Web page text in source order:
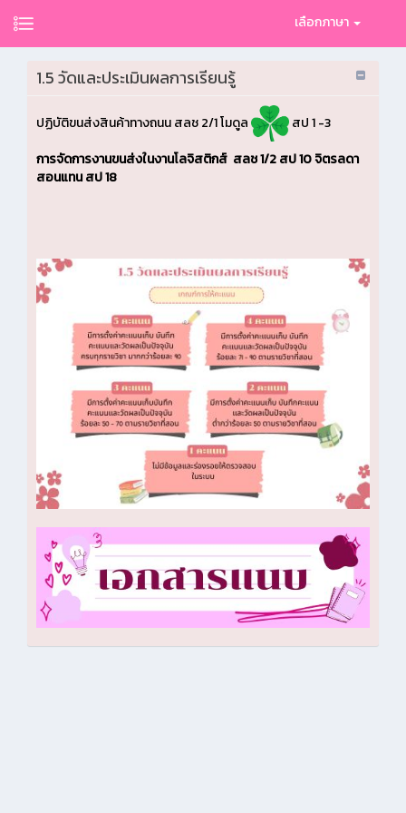
เลือกภาษา
1.5 วัดและประเมินผลการเรียนรู้
ปฏิบัติขนส่งสินค้าทางถนน สลช 2/1 โมดูล
สป 1 -3
การจัดการงานขนส่งในงานโลจิสติกส์ สลช 1/2 สป 10 จิตรลดา
สอนแทน สป 18